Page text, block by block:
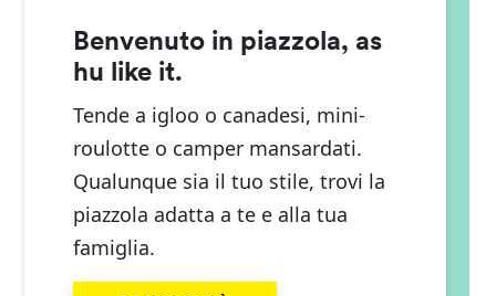
Benvenuto in piazzola, as
hu like it.
Tende a igloo o canadesi, mini-
roulotte o camper mansardati.
Qualunque sia il tuo stile, trovi la
piazzola adatta a te e alla tua
famiglia.